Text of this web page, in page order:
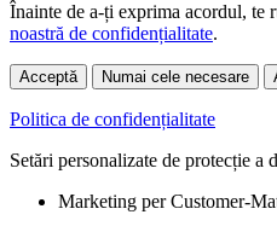
Înainte de a-ți exprima acordul, te
noastră de confidențialitate.
Acceptă Numai cele necesare
Politica de confidențialitate
Setări personalizate de protecție a
Marketing per Customer-